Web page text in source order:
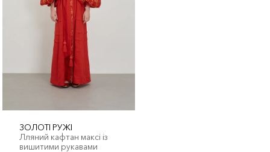
ЗОЛОТІ РУЖІ
Лляний кафтан максі із
вишитими рукавами